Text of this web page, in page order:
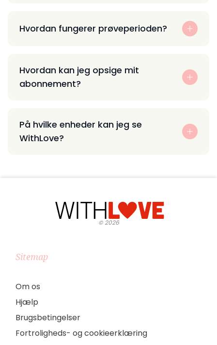
Hvordan fungerer prøveperioden?
Hvordan kan jeg opsige mit
abonnement?
På hvilke enheder kan jeg se
WithLove?
©2026
Sitemap
Om os
Hjælp
Brugsbetingelser
Fortroligheds- og cookieerklæring